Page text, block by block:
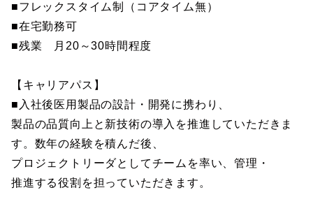
■フレックスタイム制（コアタイム無）
■在宅勤務可
■残業 月20～30時間程度
【キャリアパス】
■入社後医用製品の設計・開発に携わり、
製品の品質向上と新技術の導入を推進していただきま
す。数年の経験を積んだ後、
プロジェクトリーダとしてチームを率い、管理・
推進する役割を担っていただきます。